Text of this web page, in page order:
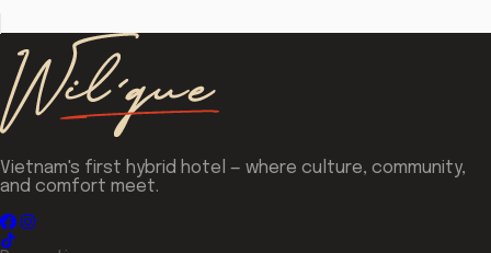
Vietnam's first hybrid hotel — where culture, community,
and comfort meet.